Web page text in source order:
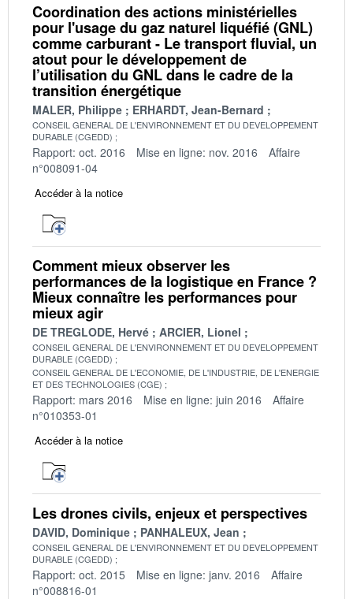
Coordination des actions ministérielles
pour l'usage du gaz naturel liquéfié (GNL)
comme carburant - Le transport fluvial, un
atout pour le développement de
l’utilisation du GNL dans le cadre de la
transition énergétique
MALER, Philippe ERHARDT, Jean-Bernard
CONSEIL GENERAL DE L'ENVIRONNEMENT ET DU DEVELOPPEMENT
DURABLE (CGEDD)
Rapport: oct. 2016 Mise en ligne: nov. 2016
Affaire
n°008091-04
Accéder à la notice
Comment mieux observer les
performances de la logistique en France ?
Mieux connaître les performances pour
mieux agir
DE TREGLODE, Hervé ARCIER, Lionel
CONSEIL GENERAL DE L'ENVIRONNEMENT ET DU DEVELOPPEMENT
DURABLE (CGEDD)
CONSEIL GENERAL DE L'ECONOMIE, DE L'INDUSTRIE, DE L'ENERGIE
ET DES TECHNOLOGIES (CGE)
Rapport: mars 2016 Mise en ligne: juin 2016
Affaire
n°010353-01
Accéder à la notice
Les drones civils, enjeux et perspectives
DAVID, Dominique PANHALEUX, Jean
CONSEIL GENERAL DE L'ENVIRONNEMENT ET DU DEVELOPPEMENT
DURABLE (CGEDD)
Rapport: oct. 2015 Mise en ligne: janv. 2016
Affaire
n°008816-01